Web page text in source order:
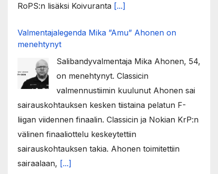
RoPS:n lisäksi Koivuranta [...]
Valmentajalegenda Mika ”Amu” Ahonen on
menehtynyt
Salibandyvalmentaja Mika Ahonen, 54,
on menehtynyt. Classicin
valmennustiimin kuulunut Ahonen sai
sairauskohtauksen kesken tiistaina pelatun F-
liigan viidennen finaalin. Classicin ja Nokian KrP:n
välinen finaaliottelu keskeytettiin
sairauskohtauksen takia. Ahonen toimitettiin
sairaalaan, [...]